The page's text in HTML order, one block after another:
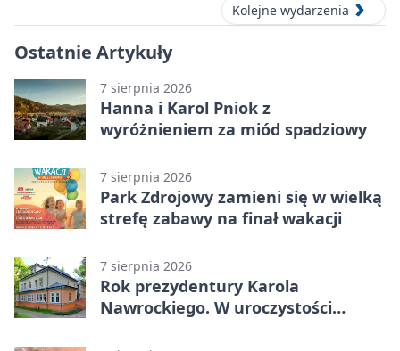
Kolejne wydarzenia
Ostatnie Artykuły
7 sierpnia 2026
Hanna i Karol Pniok z
wyróżnieniem za miód spadziowy
7 sierpnia 2026
Park Zdrojowy zamieni się w wielką
strefę zabawy na finał wakacji
7 sierpnia 2026
Rok prezydentury Karola
Nawrockiego. W uroczystości